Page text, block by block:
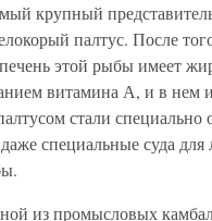
крупный
палтус. После
этой рыбы имеет
витамина А, и в нем
стали специально
специальные суда для
из промысловых